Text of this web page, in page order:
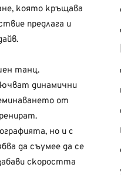
която кръщава
предлага и
танц.
динамични
от
но и с
да съумее да се
скоростта